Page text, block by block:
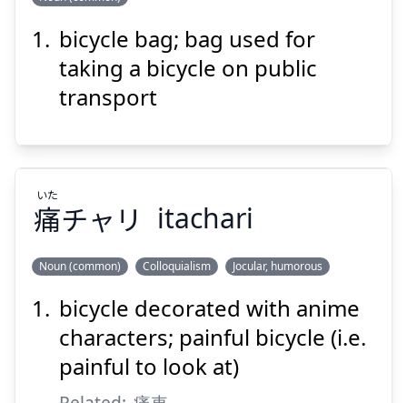
輪
行
袋
りん
こう
ぶくろ
Suspend
bicycle bag; bag used for
taking a bicycle on public
transport
痛
チャリ
いた
痛チャリ
いた
itachari
Noun (common) Colloquialism Jocular, humorous
bicycle decorated with anime
characters; painful bicycle (i.e.
painful to look at)